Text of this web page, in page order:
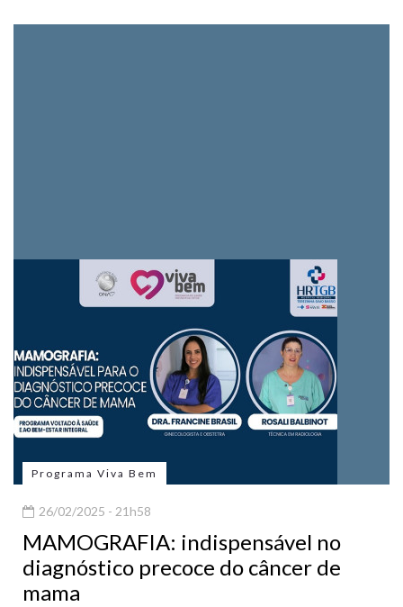
Programa Viva Bem
26/02/2025 - 21h58
MAMOGRAFIA: indispensável no
diagnóstico precoce do câncer de
mama